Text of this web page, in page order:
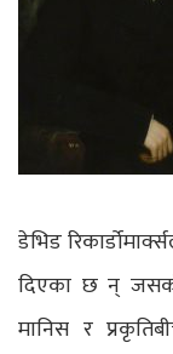
डेभिड
दिएका छ न्
मानिस र